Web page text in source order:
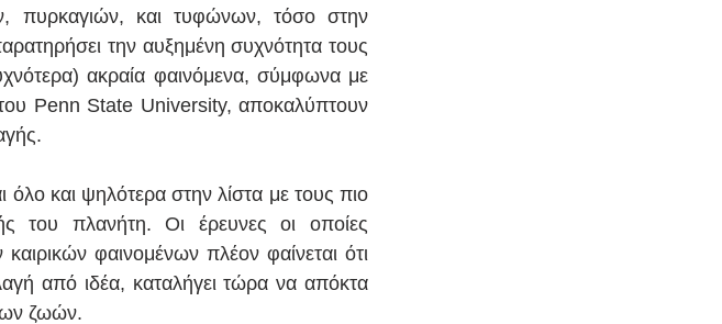
πυρκαγιών, και τυφώνων, τόσο στην
την αυξημένη συχνότητα τους
ακραία φαινόμενα, σύμφωνα με
Penn State University, αποκαλύπτουν
όλο και ψηλότερα στην λίστα με τους πιο
του πλανήτη. Οι έρευνες οι οποίες
φαινομένων πλέον φαίνεται ότι
από ιδέα, καταλήγει τώρα να απόκτα
ζωών.